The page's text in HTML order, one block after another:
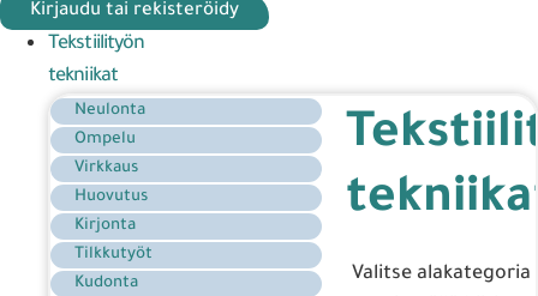
Kirjaudu tai rekisteröidy
Tekstiilityön
tekniikat
Neulonta
Ompelu
Virkkaus
Huovutus
Kirjonta
Tilkkutyöt
Kudonta
Valitse alakategoria